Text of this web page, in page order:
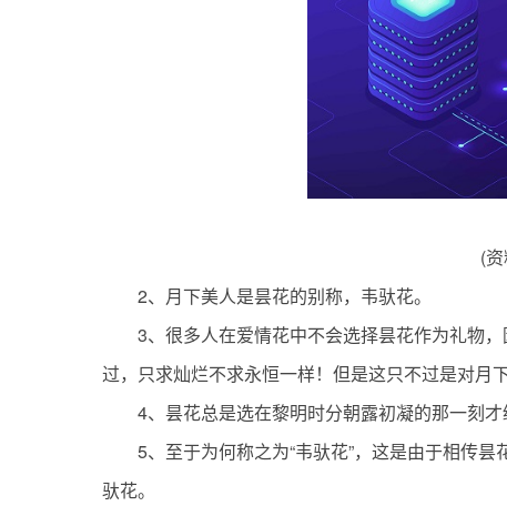
(
2、月下美人是昙花的别称，韦驮花。
3、很多人在爱情花中不会选择昙花作为礼物
过，只求灿烂不求永恒一样！但是这只不过是对月
4、昙花总是选在黎明时分朝露初凝的那一刻才
5、至于为何称之为“韦驮花”，这是由于相传
驮花。